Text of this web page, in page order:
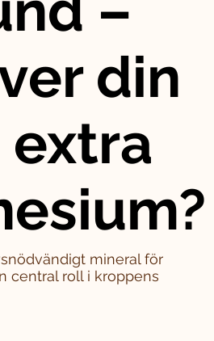
din
extra
mineral för
central roll i kroppens